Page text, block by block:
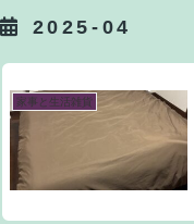
2025-04
家事と生活雑貨